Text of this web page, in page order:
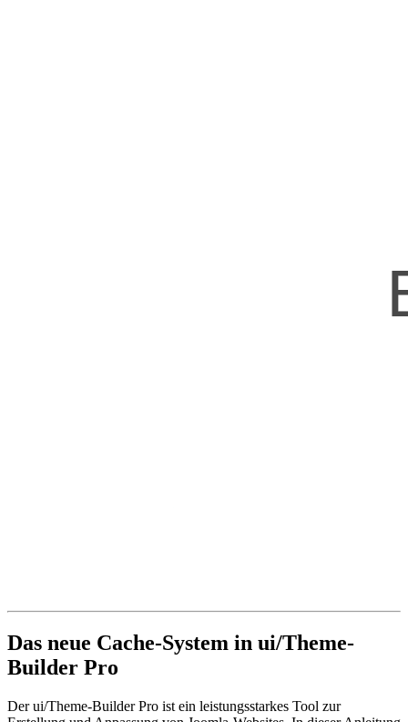
Das neue Cache-System in ui/Theme-
Builder Pro
Der ui/Theme-Builder Pro ist ein leistungsstarkes Tool zur